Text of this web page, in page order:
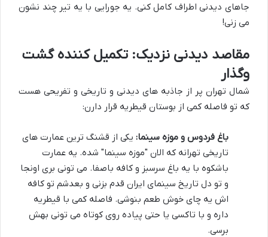
جاهای دیدنی اطراف کامل کنی. یه جورایی با یه تیر چند نشون
می زنی!
مقاصد دیدنی نزدیک: تکمیل کننده گشت
وگذار
شمال تهران پر از جاذبه های دیدنی و تاریخی و تفریحی هست
که تو فاصله کمی از بوستان قیطریه قرار دارن:
باغ فردوس و موزه سینما: یکی از قشنگ ترین عمارت های
تاریخی تهرانه که الان "موزه سینما" شده. یه عمارت
باشکوه با یه باغ سرسبز و کافه باصفا. می تونی بری اونجا
و تو دل تاریخ سینمای ایران قدم بزنی و بعدشم تو کافه
اش یه چای خوش طعم بنوشی. فاصله کمی با قیطریه
داره و با تاکسی یا حتی پیاده روی کوتاه می تونی بهش
برسی.